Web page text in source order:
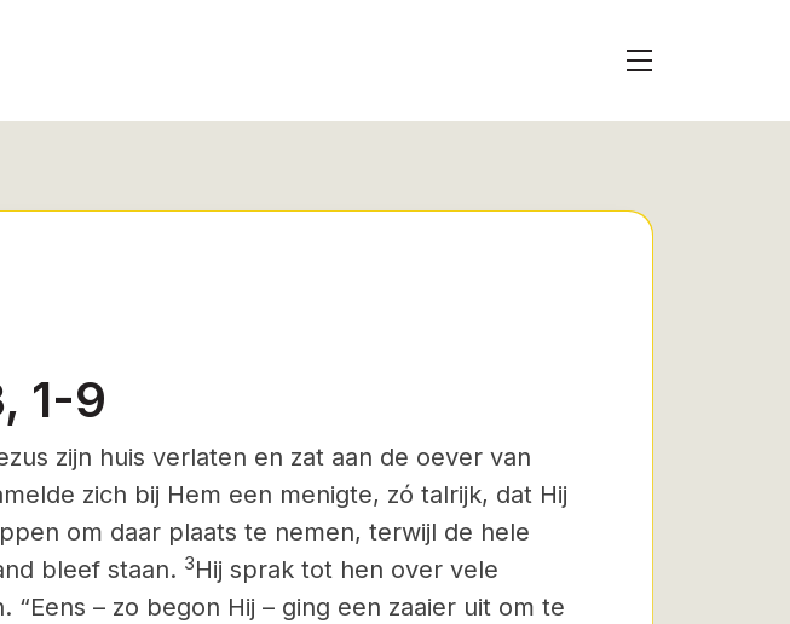
1-9
zijn huis verlaten en zat aan de oever van
zich bij Hem een menigte, zó talrijk, dat Hij
om daar plaats te nemen, terwijl de hele
bleef staan. 3Hij sprak tot hen over vele
“Eens – zo begon Hij – ging een zaaier uit om te